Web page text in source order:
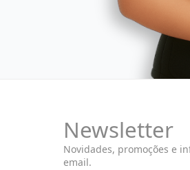
Newsletter
Novidades, promoções e
email.